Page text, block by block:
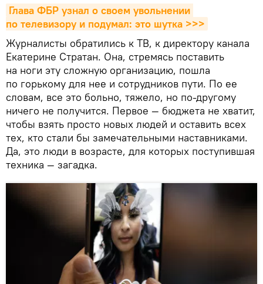
Глава ФБР узнал о своем увольнении
по телевизору и подумал: это шутка >>>
Журналисты обратились к ТВ, к директору канала
Екатерине Стратан. Она, стремясь поставить
на ноги эту сложную организацию, пошла
по горькому для нее и сотрудников пути. По ее
словам, все это больно, тяжело, но по-другому
ничего не получится. Первое — бюджета не хватит,
чтобы взять просто новых людей и оставить всех
тех, кто стали бы замечательными наставниками.
Да, это люди в возрасте, для которых поступившая
техника — загадка.